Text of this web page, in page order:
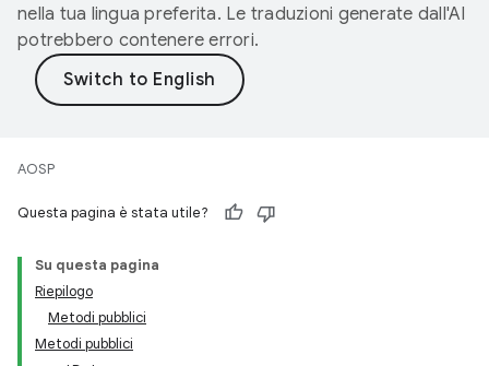
nella tua lingua preferita. Le traduzioni generate dall'AI
potrebbero contenere errori.
AOSP
Questa pagina è stata utile?
Su questa pagina
Riepilogo
Metodi pubblici
Metodi pubblici